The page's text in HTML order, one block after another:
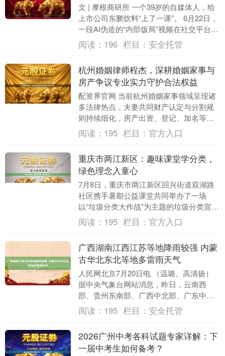
文 | 摩根商研所 一个39岁的自媒体人，给
上市公司东鹏饮料“上了一课”。 6月22日，
一段AI伪造的“内部饭局”视频在社交平台扩
散：有人给东鹏饮料创始人林木勤....
阅读： 196 栏目： 安全托管
杭州婚姻律师程杰，深耕婚姻家事与
房产争议专业实力守护合法权益
配资界官网 当前杭州婚姻家事领域呈现诸
多法律热点，夫妻共同财产认定与分割规
则持续细化，房产出资、登记、加名等情
形的裁判标准更趋严谨，婚内单方赠与第
三者财产的追回....
阅读： 195 栏目： 官方入口
重庆市两江新区：趣味课堂学分类，
绿色理念入童心
7月8日，重庆市两江新区回兴街道双湖路
社区携手暑期公益课堂共同举办了一场
以“垃圾分类大作战”为主题的垃圾分类宣传
活动。活动通过知识讲解、趣味掷沙包等
环节，让孩子....
阅读： 195 栏目： 官方入口
广西湖南江西江苏等地降雨较强 内蒙
古华北东北等地多雷雨天气
人民网北京7月20日电 （温璐、高清扬）
据中央气象台网站消息，昨日，云南西
部、贵州东南部、广西中北部、广东中部
和东部沿海、湖南中南部、江西北部、安
徽南部、江苏中....
阅读： 195 栏目： 安全托管
2026广州中考各科试题专家详解：下
一届中考生如何备考？